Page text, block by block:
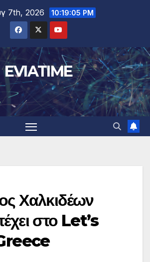
7th, 2026 10:19:06 PM
EVIATIME
Χαλκιδέων
στο Let’s